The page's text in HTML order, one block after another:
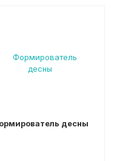
десны